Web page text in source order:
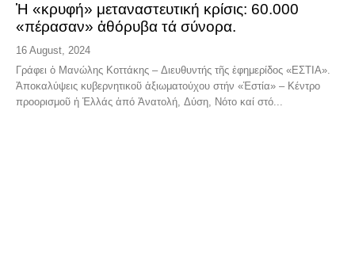
Ἡ «κρυφή» μεταναστευτική κρίσις: 60.000
«πέρασαν» ἀθόρυβα τά σύνορα.
16 August, 2024
Γράφει ὁ Μανώλης Κοττάκης – Διευθυντής τῆς ἐφημερίδος «ΕΣΤΙΑ».
Ἀποκαλύψεις κυβερνητικοῦ ἀξιωματούχου στήν «Ἑστία» – Κέντρο
προορισμοῦ ἡ Ἑλλάς ἀπό Ἀνατολή, Δύση, Νότο καί στό...